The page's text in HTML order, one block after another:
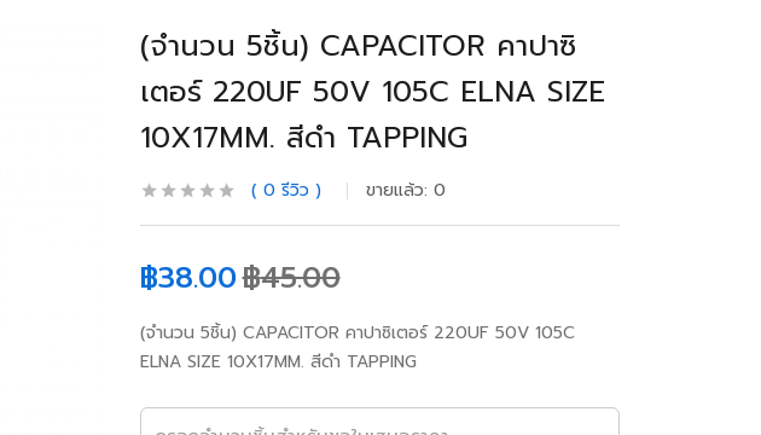
(จำนวน 5ชิ้น) CAPACITOR คาปาซิ
เตอร์ 220UF 50V 105C ELNA SIZE
10X17MM. สีดำ TAPPING
0 รีวิว ขายแล้ว: 0
฿38.00฿45.00
(จำนวน 5ชิ้น) CAPACITOR คาปาซิเตอร์ 220UF 50V 105C
ELNA SIZE 10X17MM. สีดำ TAPPING